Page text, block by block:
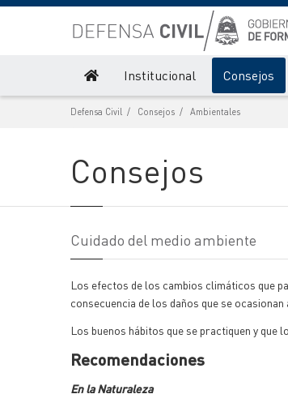
Institucional Consejos
Defensa Civil Consejos Ambientales
Consejos
Cuidado del medio ambiente
Los efectos de los cambios climáticos que
consecuencia de los daños que se ocasionan
Los buenos hábitos que se practiquen y que
Recomendaciones
En la Naturaleza